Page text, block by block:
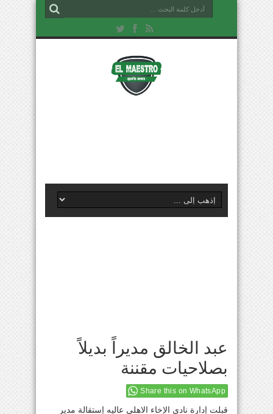
عبد الخالق مديراً بديلاً
بصلاحيات مقننة
Share this on WhatsApp
قبلت إدارة نادي الإخاء الاهلي عاليه إستقالة مدير